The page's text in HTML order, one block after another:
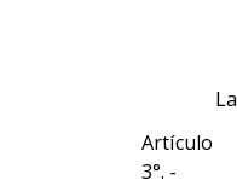
Artículo
3°. -